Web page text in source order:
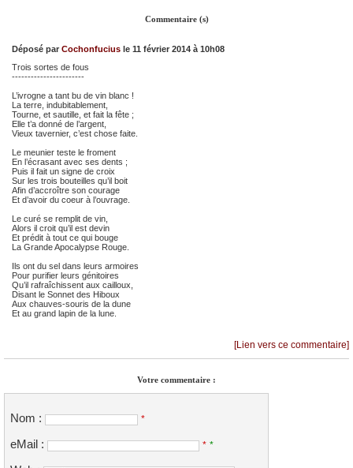
Commentaire (s)
Déposé par Cochonfucius le 11 février 2014 à 10h08
Trois sortes de fous
-----------------------
L’ivrogne a tant bu de vin blanc !
La terre, indubitablement,
Tourne, et sautille, et fait la fête ;
Elle t’a donné de l’argent,
Vieux tavernier, c’est chose faite.
Le meunier teste le froment
En l’écrasant avec ses dents ;
Puis il fait un signe de croix
Sur les trois bouteilles qu’il boit
Afin d’accroître son courage
Et d’avoir du coeur à l’ouvrage.
Le curé se remplit de vin,
Alors il croit qu’il est devin
Et prédit à tout ce qui bouge
La Grande Apocalypse Rouge.
Ils ont du sel dans leurs armoires
Pour purifier leurs génitoires
Qu’il rafraîchissent aux cailloux,
Disant le Sonnet des Hiboux
Aux chauves-souris de la dune
Et au grand lapin de la lune.
[Lien vers ce commentaire]
Votre commentaire :
Nom : *
eMail : * *